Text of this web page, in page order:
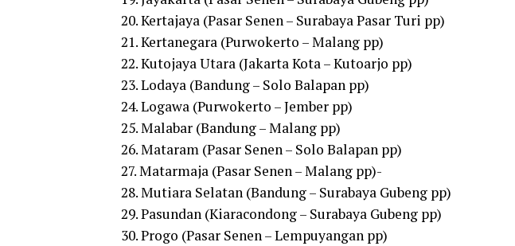
20. Kertajaya (Pasar Senen – Surabaya Pasar Turi pp)
21. Kertanegara (Purwokerto – Malang pp)
22. Kutojaya Utara (Jakarta Kota – Kutoarjo pp)
23. Lodaya (Bandung – Solo Balapan pp)
24. Logawa (Purwokerto – Jember pp)
25. Malabar (Bandung – Malang pp)
26. Mataram (Pasar Senen – Solo Balapan pp)
27. Matarmaja (Pasar Senen – Malang pp)-
28. Mutiara Selatan (Bandung – Surabaya Gubeng pp)
29. Pasundan (Kiaracondong – Surabaya Gubeng pp)
30. Progo (Pasar Senen – Lempuyangan pp)